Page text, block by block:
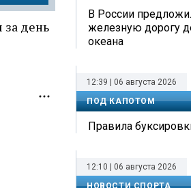
день
В России
железную дорогу
океана
12:39 | 06 августа 2026
ПОД КАПОТОМ
Правила
12:10 | 06 августа 2026
НОВОСТИ СПОРТА